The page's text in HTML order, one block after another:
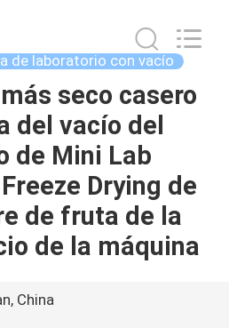
de laboratorio con vacío
seco casero
del vacío del
de Mini Lab
Drying de
de fruta de la
de la máquina
China